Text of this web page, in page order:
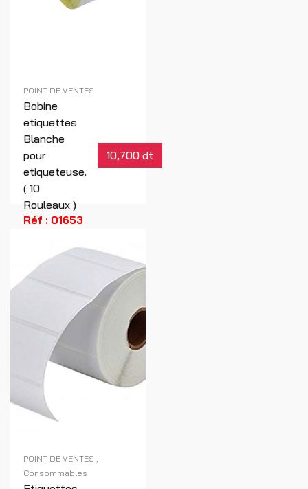
POINT DE VENTES
Bobine
etiquettes
Blanche
pour
etiqueteuse.
( 10
Rouleaux )
10,700 dt
Réf : 01653
POINT DE VENTES
Consommables